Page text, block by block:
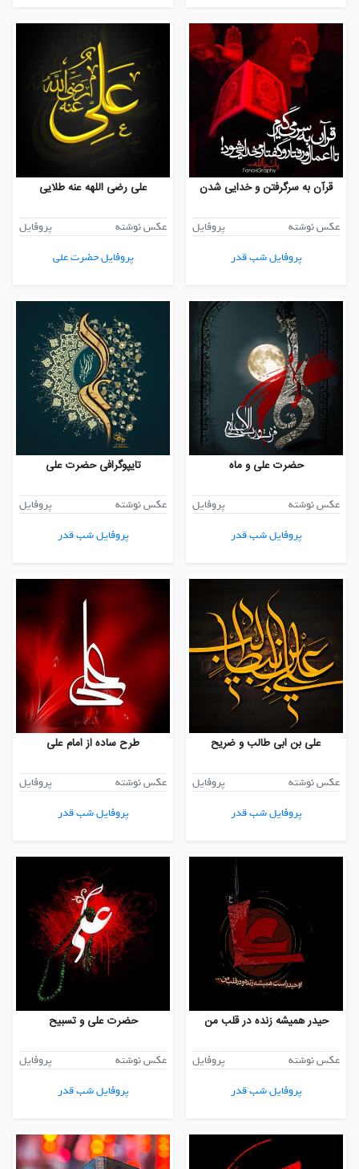
قرآن به سرگرفتن و خدایی شدن
عکس نوشته
پروفایل
پروفایل شب قدر
علی رضی اللهه عنه طلایی
عکس نوشته
پروفایل
پروفایل حضرت علی
حضرت علی و ماه
عکس نوشته
پروفایل
پروفایل شب قدر
تایپوگرافی حضرت علی
عکس نوشته
پروفایل
پروفایل شب قدر
علی بن ابی طالب و ضریح
عکس نوشته
پروفایل
پروفایل شب قدر
طرح ساده از امام علی
عکس نوشته
پروفایل
پروفایل شب قدر
حیدر همیشه زنده در قلب من
عکس نوشته
پروفایل
پروفایل شب قدر
حضرت علی و تسبیح
عکس نوشته
پروفایل
پروفایل شب قدر